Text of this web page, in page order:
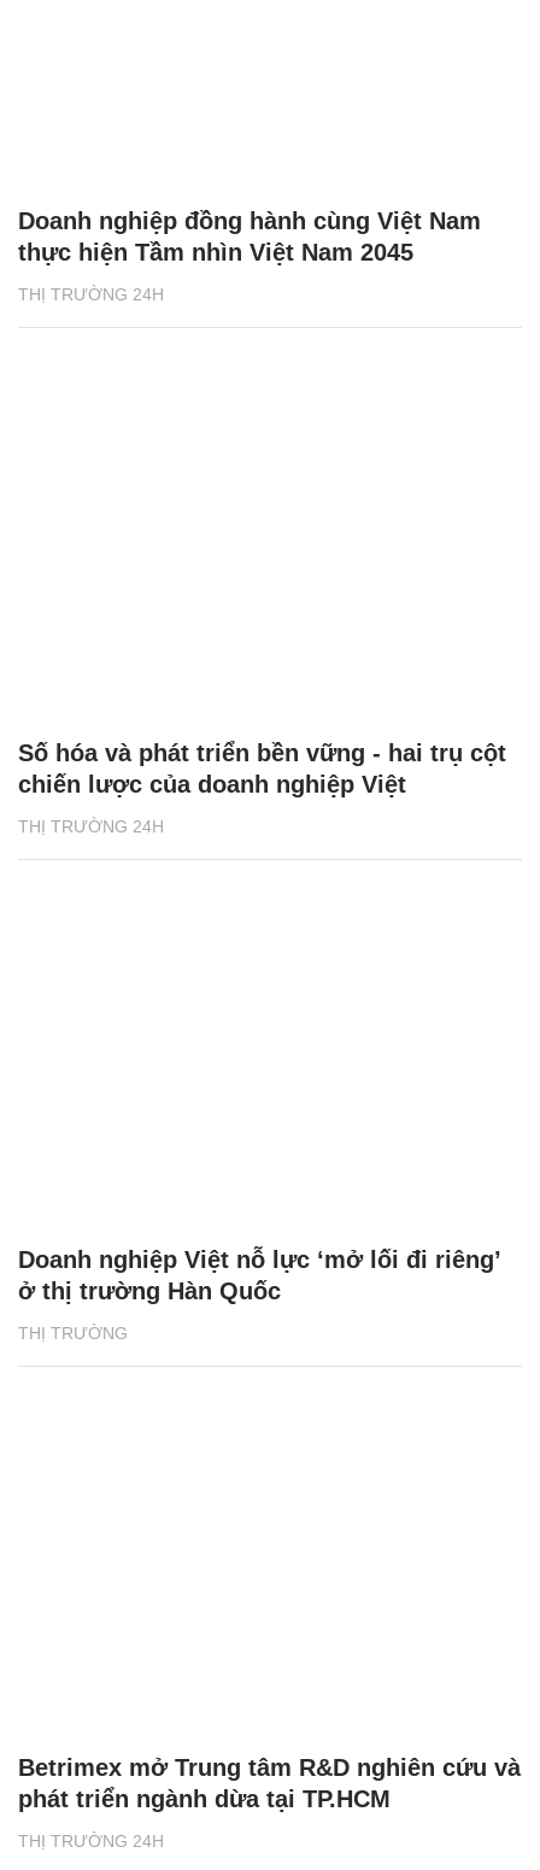
THỊ TRƯỜNG 24H
Doanh nghiệp đồng hành cùng Việt Nam
thực hiện Tầm nhìn Việt Nam 2045
THỊ TRƯỜNG 24H
Số hóa và phát triển bền vững - hai trụ cột
chiến lược của doanh nghiệp Việt
THỊ TRƯỜNG
Doanh nghiệp Việt nỗ lực ‘mở lối đi riêng’
ở thị trường Hàn Quốc
THỊ TRƯỜNG 24H
Betrimex mở Trung tâm R&D nghiên cứu và
phát triển ngành dừa tại TP.HCM